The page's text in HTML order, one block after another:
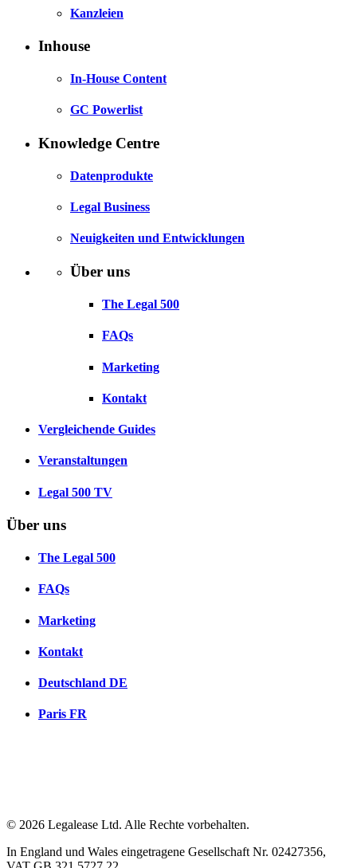
Kanzleien
Inhouse
In-House Content
GC Powerlist
Knowledge Centre
Datenprodukte
Legal Business
Neuigkeiten und Entwicklungen
Über uns
The Legal 500
FAQs
Marketing
Kontakt
Vergleichende Guides
Veranstaltungen
Legal 500 TV
Über uns
The Legal 500
FAQs
Marketing
Kontakt
Deutschland DE
Paris FR
© 2026 Legalease Ltd. Alle Rechte vorbehalten.
In England und Wales eingetragene Gesellschaft Nr. 02427356,